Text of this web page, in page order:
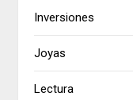
Inversiones
Joyas
Lectura